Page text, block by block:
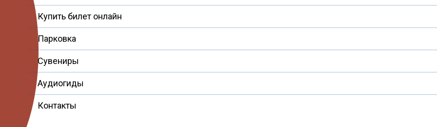
Купить билет онлайн
Парковка
Сувениры
Аудиогиды
Контакты